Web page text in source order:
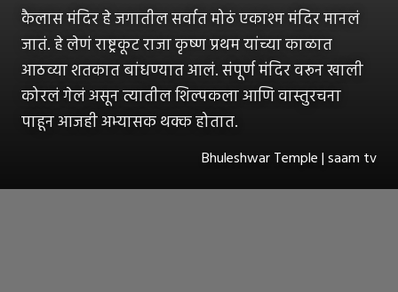
कैलास मंदिर हे जगातील सर्वात मोठं एकाश्म मंदिर मानलं
जातं. हे लेणं राष्ट्रकूट राजा कृष्ण प्रथम यांच्या काळात
आठव्या शतकात बांधण्यात आलं. संपूर्ण मंदिर वरून खाली
कोरलं गेलं असून त्यातील शिल्पकला आणि वास्तुरचना
पाहून आजही अभ्यासक थक्क होतात.
Bhuleshwar Temple | saam tv